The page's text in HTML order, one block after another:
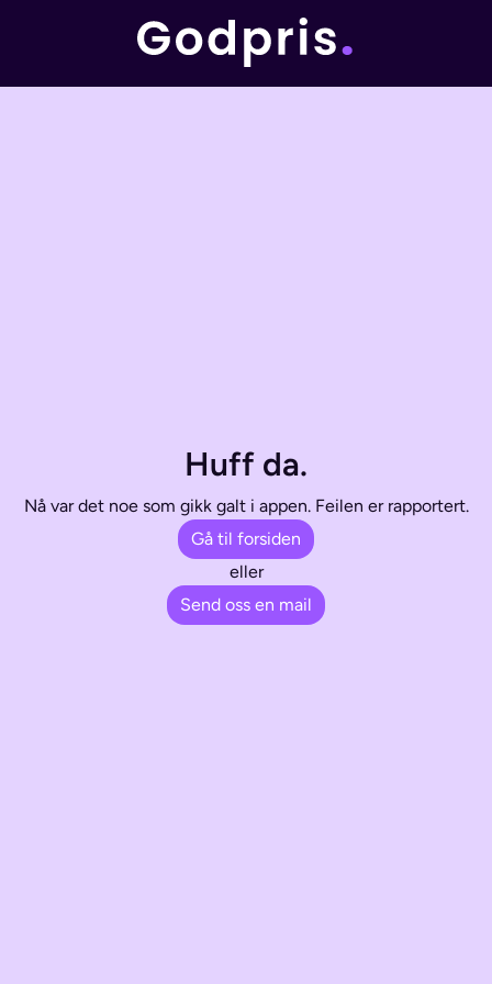
Huff da.
Nå var det noe som gikk galt i appen. Feilen er rapportert.
Gå til forsiden
eller
Send oss en mail